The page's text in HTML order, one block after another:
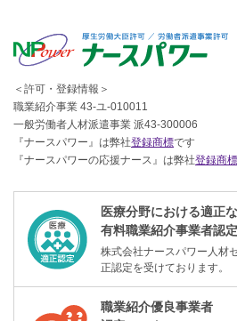
＜許可・登録情報＞
職業紹介事業 43-ユ-010011
一般労働者人材派遣事業 派43-300006
『ナースパワー』は弊社登録商標です
『ナースパワーの応援ナース』は弊社登録商標
医療分野における適正な
有料職業紹介事業者認
株式会社ナースパワー人材
正認定を受けております。
職業紹介優良事業者